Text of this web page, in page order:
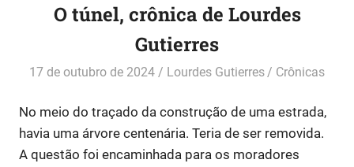
O túnel, crônica de Lourdes
Gutierres
17 de outubro de 2024 Lourdes Gutierres Crônicas
No meio do traçado da construção de uma estrada,
havia uma árvore centenária. Teria de ser removida.
A questão foi encaminhada para os moradores